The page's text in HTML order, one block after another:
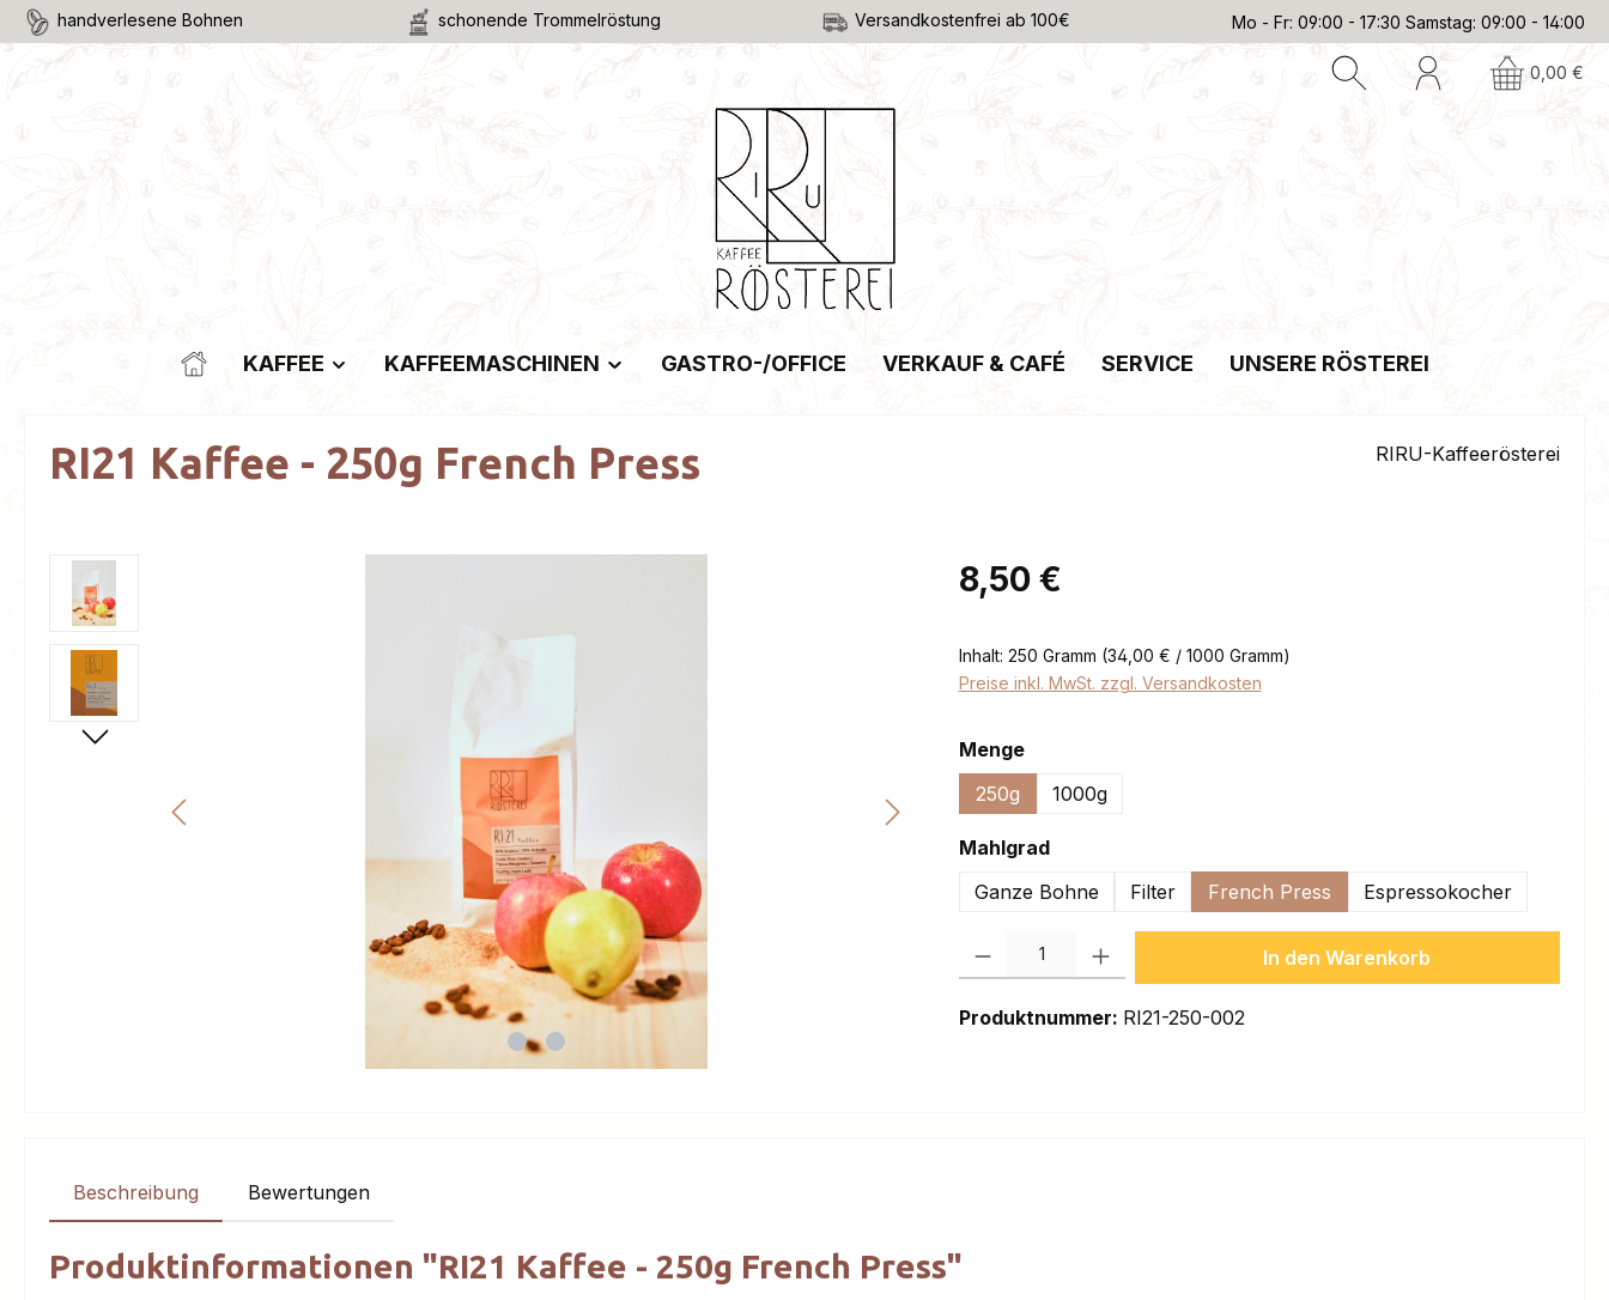
Hauptinhalt springen
Zur Suche springen
Zur Hauptnavigation springen
handverlesene Bohnen schonende Trommelröstung Versandkostenfrei ab 100€ Mo - Fr: 09:00 - 17:30 Samstag: 09:00 - 14:00
0,00 €
KAFFEE KAFFEEMASCHINEN GASTRO-/OFFICE VERKAUF & CAFÉ SERVICE UNSERE RÖSTEREI
RI21 Kaffee - 250g French Press RIRU-Kaffeerösterei
Bildergalerie überspringen Regulärer Preis:
8,50 €
Inhalt: 250 Gramm (34,00 € / 1000 Gramm)
Preise inkl. MwSt. zzgl. Versandkosten
Mengeauswählen
250g
1000g
Mahlgradauswählen
Ganze Bohne
Filter French Press Espressokocher
Produkt Anzahl: Gib den gewünschten Wert ein oder benutze die Schaltflächen
In den Warenkorb
Produktnummer: RI21-250-002
Beschreibung Bewertungen
Produktinformationen "RI21 Kaffee - 250g French Press"